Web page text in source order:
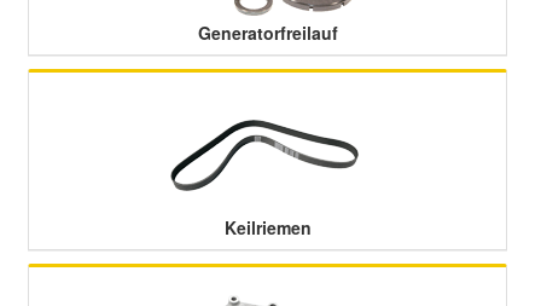
Generatorfreilauf
Keilriemen
Nissan Ersatzteile
Seat Ersatzteile
Skoda Ersatzteile